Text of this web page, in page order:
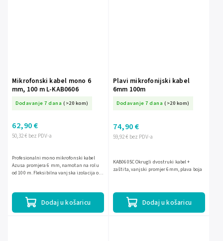
Mikrofonski kabel mono 6
mm, 100 m L-KAB0606
Dodavanje 7 dana (>20 kom)
50,32 € bez PDV-a
62,90 €
Dodaj u košaricu
Profesionalni mono mikrofonski kabel
Azusa promjera 6 mm, namotan na rolu
od 100 m. Fleksibilna vanjska izolacija od
Plavi mikrofonijski kabel
6mm 100m
Dodavanje 7 dana (>20 kom)
59,92 € bez PDV-a
74,90 €
Dodaj u košaricu
KAB0605C Okrugli dvostruki kabel +
zaštita, vanjski promjer 6mm, plava boja